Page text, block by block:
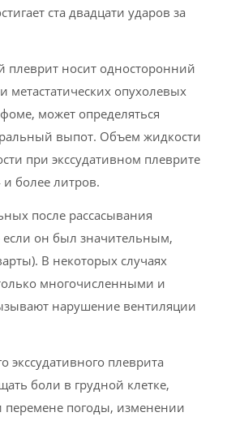
ста двадцати ударов за
плеврит носит односторонний
метастатических опухолевых
может определяться
выпот. Объем жидкости
при экссудативном плеврите
и более литров.
после рассасывания
если он был значительным,
В некоторых случаях
многочисленными и
нарушение вентиляции
экссудативного плеврита
боли в грудной клетке,
погоды, изменении